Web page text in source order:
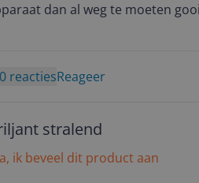
dan al weg te moeten
0 reactiesReageer
stralend
ik beveel dit product aan